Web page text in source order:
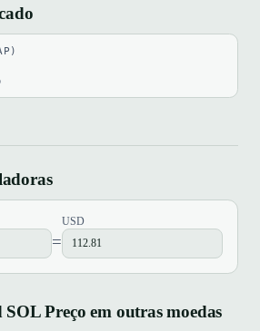
=
USD
Preço em outras moedas